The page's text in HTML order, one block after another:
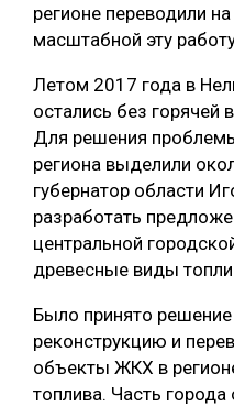
регионе переводили
масштабной эту
Летом 2017 года в
остались без горячей
Для решения
региона выделили
губернатор области
разработать
центральной
древесные виды
Было принято
реконструкцию и
объекты ЖКХ в
топлива. Часть